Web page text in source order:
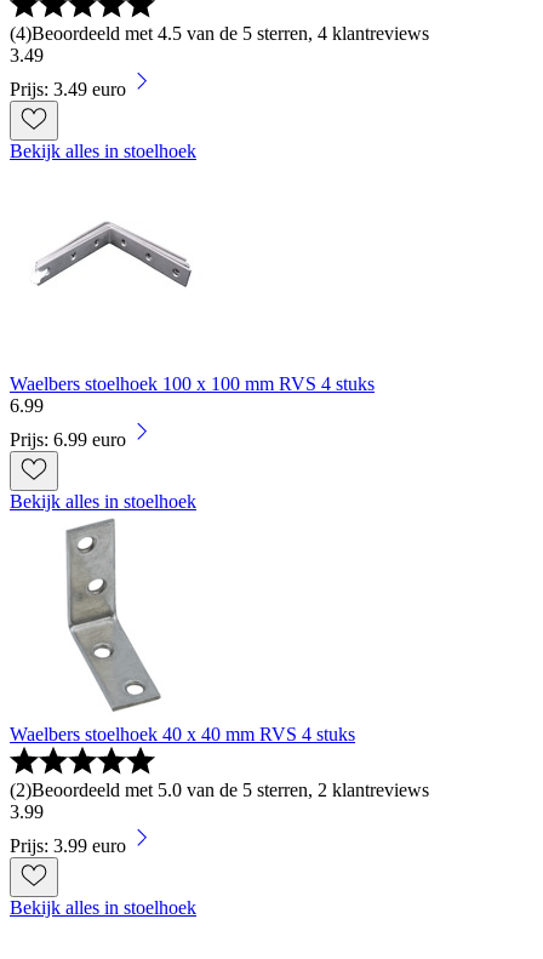
(4)Beoordeeld met 4.5 van de 5 sterren, 4 klantreviews
3.49
Prijs: 3.49 euro
Bekijk alles in stoelhoek
Waelbers stoelhoek 100 x 100 mm RVS 4 stuks
6.99
Prijs: 6.99 euro
Bekijk alles in stoelhoek
Waelbers stoelhoek 40 x 40 mm RVS 4 stuks
(2)Beoordeeld met 5.0 van de 5 sterren, 2 klantreviews
3.99
Prijs: 3.99 euro
Bekijk alles in stoelhoek